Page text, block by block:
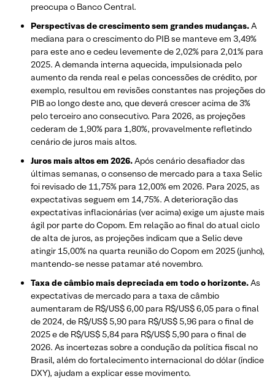
preocupa o Banco Central.
Perspectivas de crescimento sem grandes mudanças.A
mediana para o crescimento do PIB se manteve em 3,49%
para este ano e cedeu levemente de 2,02% para 2,01% para
2025. A demanda interna aquecida, impulsionada pelo
aumento da renda real e pelas concessões de crédito, por
exemplo, resultou em revisões constantes nas projeções do
PIB ao longo deste ano, que deverá crescer acima de 3%
pelo terceiro ano consecutivo. Para 2026, as projeções
cederam de 1,90% para 1,80%, provavelmente refletindo
cenário de juros mais altos.
Juros mais altos em 2026.Após cenário desafiador das
últimas semanas, o consenso de mercado para a taxa Selic
foi revisado de 11,75% para 12,00% em 2026. Para 2025, as
expectativas seguem em 14,75%. A deterioração das
expectativas inflacionárias (ver acima) exige um ajuste mais
ágil por parte do Copom. Em relação ao final do atual ciclo
de alta de juros, as projeções indicam que a Selic deve
atingir 15,00% na quarta reunião do Copom em 2025 (junho),
mantendo-se nesse patamar até novembro.
Taxa de câmbio mais depreciada em todo o horizonte.As
expectativas de mercado para a taxa de câmbio
aumentaram de R$/US$ 6,00 para R$/US$ 6,05 para o final
de 2024, de R$/US$ 5,90 para R$/US$ 5,96 para o final de
2025 e de R$/US$ 5,84 para R$/US$ 5,90 para o final de
2026. As incertezas sobre a condução da política fiscal no
Brasil, além do fortalecimento internacional do dólar (índice
DXY), ajudam a explicar esse movimento.